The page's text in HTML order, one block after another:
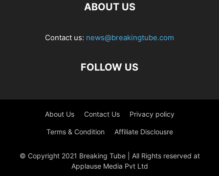
ABOUT US
Contact us: news@breakingtube.com
FOLLOW US
About Us Contact Us Privacy policy
Terms & Condition Affiliate Disclousre
© Copyright 2021 Breaking Tube | All Rights reserved at
Applause Media Pvt Ltd